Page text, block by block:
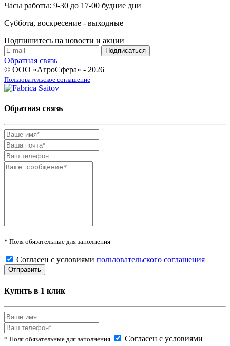
Часы работы: 9-30 до 17-00 будние дни
Суббота, воскресение - выходные
Подпишитесь на новости и акции
Обратная связь
© ООО «АгроСфера» - 2026
Пользовательское соглашение
Обратная связь
* Поля обязательные для заполнения
Согласен с условиями пользовательского соглашения
Купить в 1 клик
* Поля обязательные для заполнения
Согласен с условиями